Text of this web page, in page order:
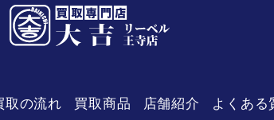
リーベル
取の流れ 買取商品 店舗紹介 よくある